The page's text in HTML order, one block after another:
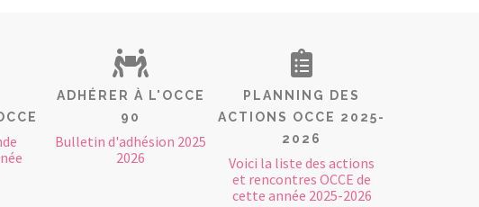
ADHÉRER À L'OCCE
90
Bulletin d'adhésion 2025
2026
PLANNING DES
ACTIONS OCCE 2025-
2026
Voici la liste des actions
et rencontres OCCE de
cette année 2025-2026